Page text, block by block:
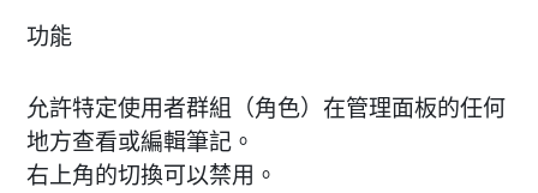
功能
允許特定使用者群組（角色）在管理面板的任何
地方查看或編輯筆記。
右上角的切換可以禁用。